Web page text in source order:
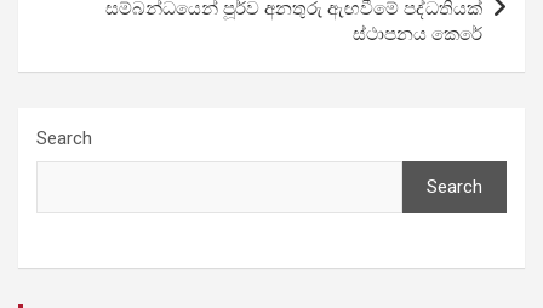
සම්බන්ධයෙන් පූර්ව අනතුරු ඇඟවීමේ පද්ධතියක්
ස්ථාපනය කෙරේ
Search
Search